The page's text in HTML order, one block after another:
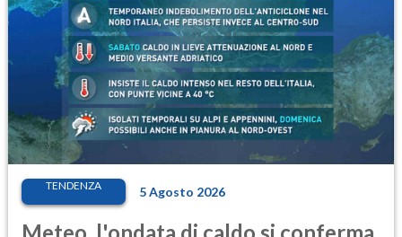
TENDENZA 5 Agosto 2026
Meteo, l'ondata di caldo si conferma